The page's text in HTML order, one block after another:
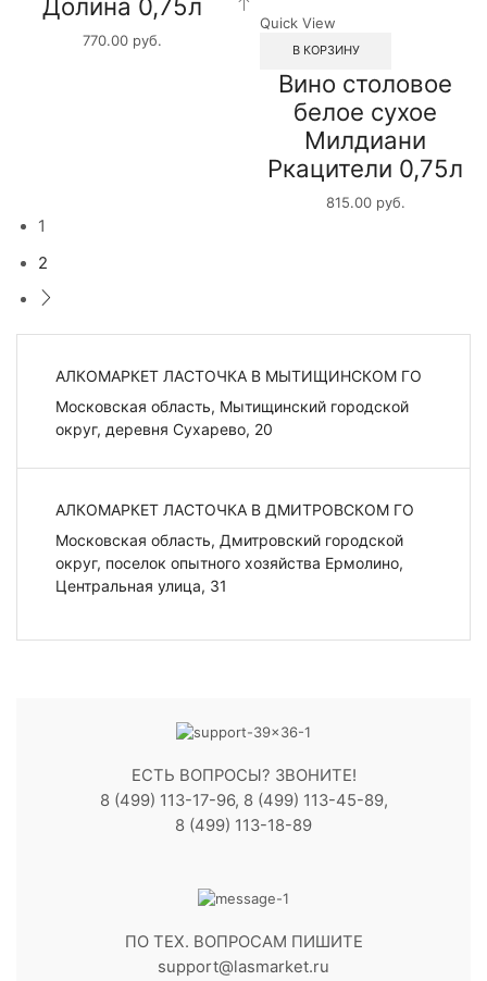
770.00 руб.
Quick View
В КОРЗИНУ
Вино столовое
белое сухое
Милдиани
Ркацители 0,75л
815.00 руб.
1
2
АЛКОМАРКЕТ ЛАСТОЧКА В МЫТИЩИНСКОМ ГО
Московская область, Мытищинский городской
округ, деревня Сухарево, 20
АЛКОМАРКЕТ ЛАСТОЧКА В ДМИТРОВСКОМ ГО
Московская область, Дмитровский городской
округ, поселок опытного хозяйства Ермолино,
Центральная улица, 31
ЕСТЬ ВОПРОСЫ? ЗВОНИТЕ!
8 (499) 113-17-96, 8 (499) 113-45-89,
8 (499) 113-18-89
ПО ТЕХ. ВОПРОСАМ ПИШИТЕ
support@lasmarket.ru